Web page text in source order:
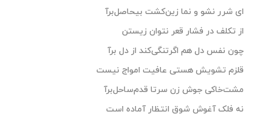
ای شرر نشو و نما زین‌کشت بیحاصل‌برآ
از تکلف در فشار قعر نتوان زیستن
چون نفس دل هم اگرتنگی‌کند از دل برآ
قلزم تشویش هستی عافیت امواج نیست
مشت‌خاکی جوش زن سرتا قدم‌ساحل‌برآ
نه فلک آغوش شوق انتظار آماده است